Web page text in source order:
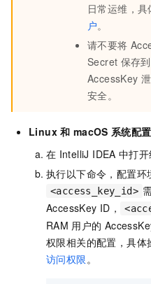
日常运维，
户。
请不要将
Secret 保存
AccessKey
安全。
Linux 和 macOS 系统配
在 IntelliJ IDEA 中打
执行以下命令，配置环
<access_key_id>
AccessKey ID，
RAM 用户的
权限相关的配置，具体
访问权限 。